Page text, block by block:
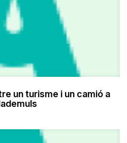
un turisme i un camió a